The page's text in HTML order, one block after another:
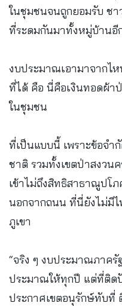
ในชุมชนจนถูกยอมรับ ช
ที่ระดมกันมาทั้งหมู่บ้านอี
งบประมาณเอามาจากไ
ที่ได้ คือ นี่คือเงินทอดผ้าป่
ในชุมชน
ที่เป็นแบบนี้ เพราะข้อจำ
ชาติ รวมทั้งเขตป่าสงว
เข้าไม่ถึงสิทธิสาธาณูปโ
นอกจากถนน ที่นี่ยังไม่มี
ภูเขา
“จริง ๆ งบประมาณภาค
ประมาณให้ทุกปี แต่ที่ติด
ประกาศเขตอนุรักษ์ทับที่